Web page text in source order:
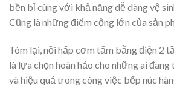
bền bỉ cùng với khả năng dễ dàng vệ
Cũng là những điểm cộng lớn của sản
Tóm lại, nồi hấp cơm tấm bằng điện 2
là lựa chọn hoàn hảo cho những ai
và hiệu quả trong công việc bếp núc